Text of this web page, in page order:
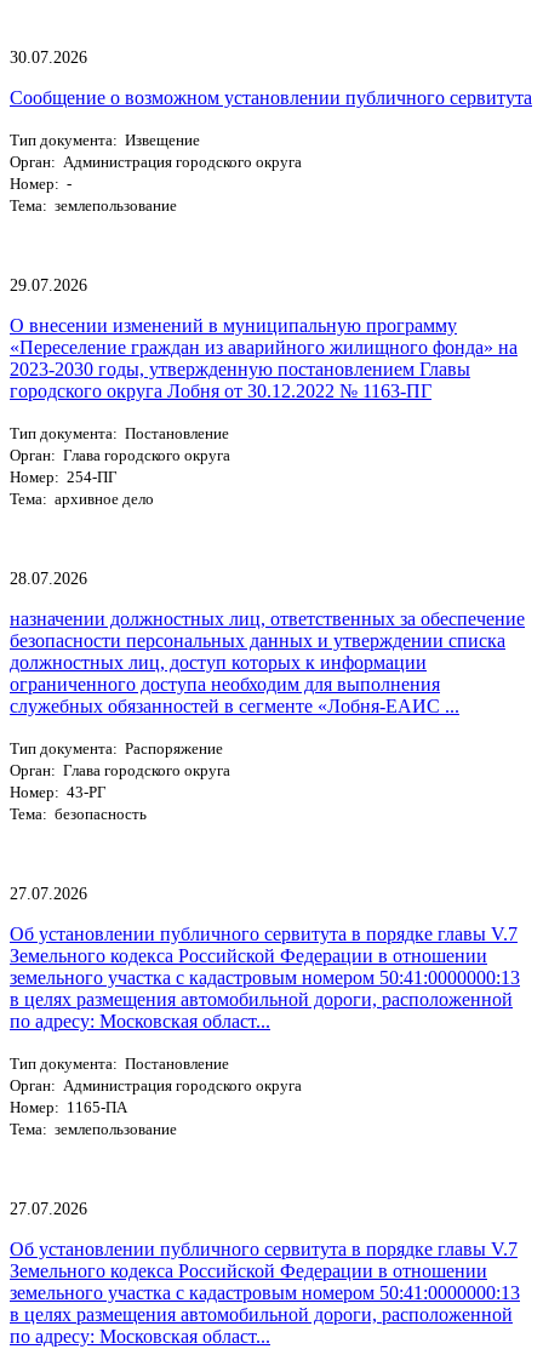
30.07.2026
Сообщение о возможном установлении публичного сервитута
Тип документа: Извещение
Орган: Администрация городского округа
Номер: -
Тема: землепользование
29.07.2026
О внесении изменений в муниципальную программу
«Переселение граждан из аварийного жилищного фонда» на
2023-2030 годы, утвержденную постановлением Главы
городского округа Лобня от 30.12.2022 № 1163-ПГ
Тип документа: Постановление
Орган: Глава городского округа
Номер: 254-ПГ
Тема: архивное дело
28.07.2026
назначении должностных лиц, ответственных за обеспечение
безопасности персональных данных и утверждении списка
должностных лиц, доступ которых к информации
ограниченного доступа необходим для выполнения
служебных обязанностей в сегменте «Лобня-ЕАИС ...
Тип документа: Распоряжение
Орган: Глава городского округа
Номер: 43-РГ
Тема: безопасность
27.07.2026
Об установлении публичного сервитута в порядке главы V.7
Земельного кодекса Российской Федерации в отношении
земельного участка с кадастровым номером 50:41:0000000:13
в целях размещения автомобильной дороги, расположенной
по адресу: Московская област...
Тип документа: Постановление
Орган: Администрация городского округа
Номер: 1165-ПА
Тема: землепользование
27.07.2026
Об установлении публичного сервитута в порядке главы V.7
Земельного кодекса Российской Федерации в отношении
земельного участка с кадастровым номером 50:41:0000000:13
в целях размещения автомобильной дороги, расположенной
по адресу: Московская област...